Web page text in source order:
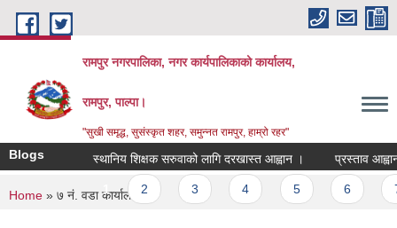
Skip to main content
रामपुर नगरपालिका, नगर कार्यपालिकाको कार्यालय,
रामपुर, पाल्पा।
"सुखी समृद्ध, सुसंस्कृत शहर, समुन्नत रामपुर, हाम्रो रहर"
Blogs स्थानिय शिक्षक सरुवाको लागि दरखास्त आह्वान । प्रस्ताव आह्वान
Pages
1 2
You are here
Home » ७ नं. वडा कार्यालय